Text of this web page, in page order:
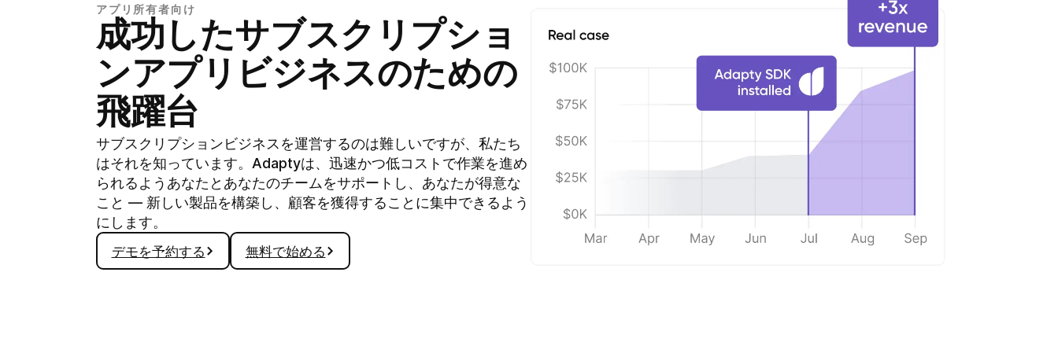
アプリ所有者向け
成功したサブスクリプショ
ンアプリビジネスのための
飛躍台
サブスクリプションビジネスを運営するのは難しいですが、私たち
はそれを知っています。Adaptyは、迅速かつ低コストで作業を進め
られるようあなたとあなたのチームをサポートし、あなたが得意な
こと — 新しい製品を構築し、顧客を獲得することに集中できるよう
にします。
デモを予約する 無料で始める